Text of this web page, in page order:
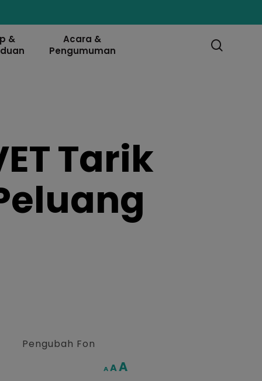
&
Acara &
Pengumuman
Tarik
Pengubah Fon
A Decrease
AReset
AIncrease